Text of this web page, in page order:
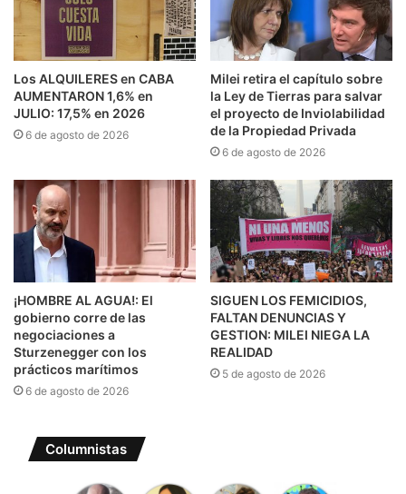
Los ALQUILERES en CABA
AUMENTARON 1,6% en
JULIO: 17,5% en 2026
6 de agosto de 2026
Milei retira el capítulo sobre
la Ley de Tierras para salvar
el proyecto de Inviolabilidad
de la Propiedad Privada
6 de agosto de 2026
¡HOMBRE AL AGUA!: El
gobierno corre de las
negociaciones a
Sturzenegger con los
prácticos marítimos
6 de agosto de 2026
SIGUEN LOS FEMICIDIOS,
FALTAN DENUNCIAS Y
GESTION: MILEI NIEGA LA
REALIDAD
5 de agosto de 2026
Columnistas